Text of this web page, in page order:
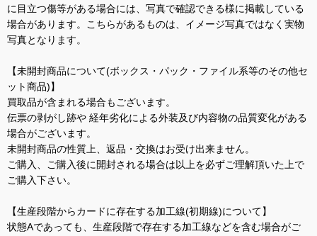
に目立つ傷等がある場合には、写真で確認できる様に掲載している
場合があります。こちらがあるものは、イメージ写真ではなく実物
写真となります。
【未開封商品について(ボックス・パック・ファイル系等のその他セ
ット商品)】
買取品が含まれる場合もございます。
伝票の剥がし跡や 経年劣化による外装及び内容物の品質変化がある
場合がございます。
未開封商品の性質上、返品・交換はお受け出来ません。
ご購入、ご購入後に開封される場合は以上を必ずご理解頂いた上で
ご購入下さい。
【生産段階からカードに存在する加工線(初期線)について】
状態Aであっても、生産段階で存在する加工線などを含む場合がご